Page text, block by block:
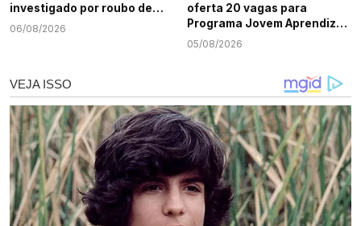
investigado por roubo de
cargas e tráfico de drogas
06/08/2026
oferta 20 vagas para
Programa Jovem Aprendiz
em Sergipe
05/08/2026